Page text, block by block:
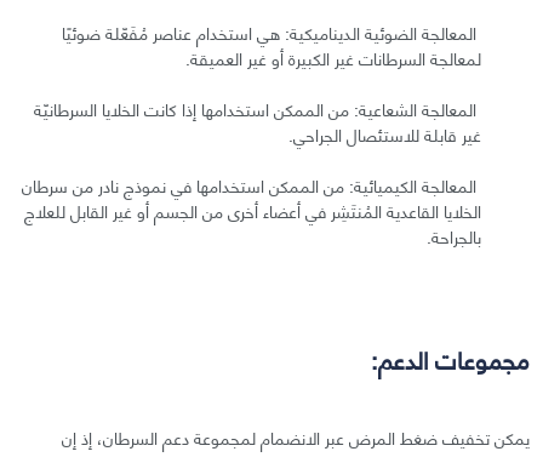
المعالجة الضوئية الديناميكية: هي استخدام عناصر مُفَعّلة ضوئيًا
لمعالجة السرطانات غير الكبيرة أو غير العميقة.
المعالجة الشعاعية: من الممكن استخدامها إذا كانت الخلايا السرطانيّة
غير قابلة للاستئصال الجراحي.
المعالجة الكيميائية: من الممكن استخدامها في نموذج نادر من سرطان
الخلايا القاعدية المُنتَشِر في أعضاء أخرى من الجسم أو غير القابل للعلاج
بالجراحة.
مجموعات الدعم:
يمكن تخفيف ضغط المرض عبر الانضمام لمجموعة دعم السرطان، إذ إن